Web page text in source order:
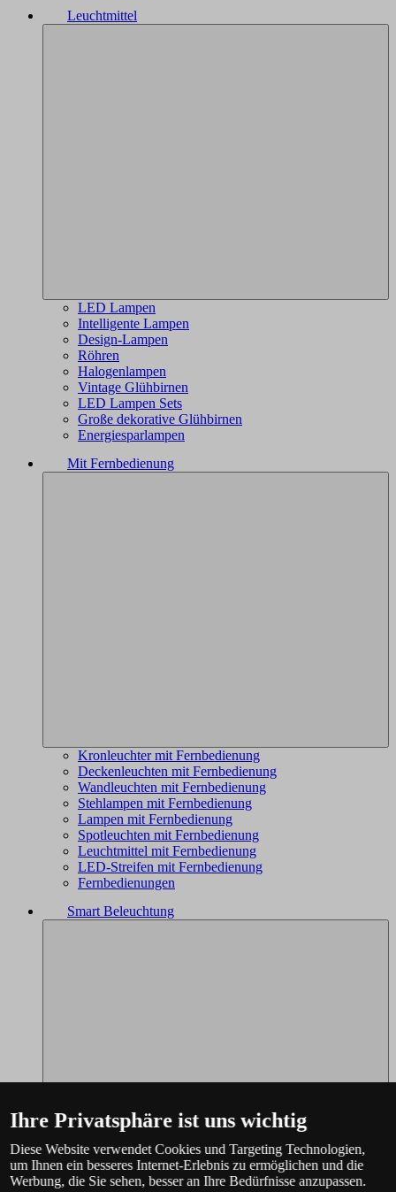
Leuchtmittel
LED Lampen
Intelligente Lampen
Design-Lampen
Röhren
Halogenlampen
Vintage Glühbirnen
LED Lampen Sets
Große dekorative Glühbirnen
Energiesparlampen
Mit Fernbedienung
Kronleuchter mit Fernbedienung
Deckenleuchten mit Fernbedienung
Wandleuchten mit Fernbedienung
Stehlampen mit Fernbedienung
Lampen mit Fernbedienung
Spotleuchten mit Fernbedienung
Leuchtmittel mit Fernbedienung
LED-Streifen mit Fernbedienung
Fernbedienungen
Smart Beleuchtung
Ihre Privatsphäre ist uns wichtig
Diese Website verwendet Cookies und Targeting Technologien,
um Ihnen ein besseres Internet-Erlebnis zu ermöglichen und die
Werbung, die Sie sehen, besser an Ihre Bedürfnisse anzupassen.